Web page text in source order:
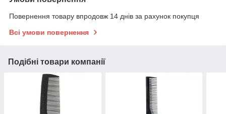
Повернення товару впродовж 14 днів за рахунок покупця
Всі умови повернення
Подібні товари компанії